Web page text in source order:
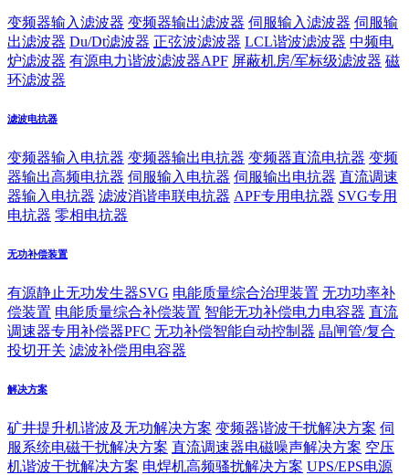
变频器输入滤波器 变频器输出滤波器 伺服输入滤波器 伺服输
出滤波器 Du/Dt滤波器 正弦波滤波器 LCL谐波滤波器 中频电
炉滤波器 有源电力谐波滤波器APF 屏蔽机房/军标级滤波器 磁
环滤波器
滤波电抗器
变频器输入电抗器 变频器输出电抗器 变频器直流电抗器 变频
器输出高频电抗器 伺服输入电抗器 伺服输出电抗器 直流调速
器输入电抗器 滤波消谐串联电抗器 APF专用电抗器 SVG专用
电抗器 零相电抗器
无功补偿装置
有源静止无功发生器SVG 电能质量综合治理装置 无功功率补
偿装置 电能质量综合补偿装置 智能无功补偿电力电容器 直流
调速器专用补偿器PFC 无功补偿智能自动控制器 晶闸管/复合
投切开关 滤波补偿用电容器
解决方案
矿井提升机谐波及无功解决方案 变频器谐波干扰解决方案 伺
服系统电磁干扰解决方案 直流调速器电磁噪声解决方案 空压
机谐波干扰解决方案 电焊机高频骚扰解决方案 UPS/EPS电源